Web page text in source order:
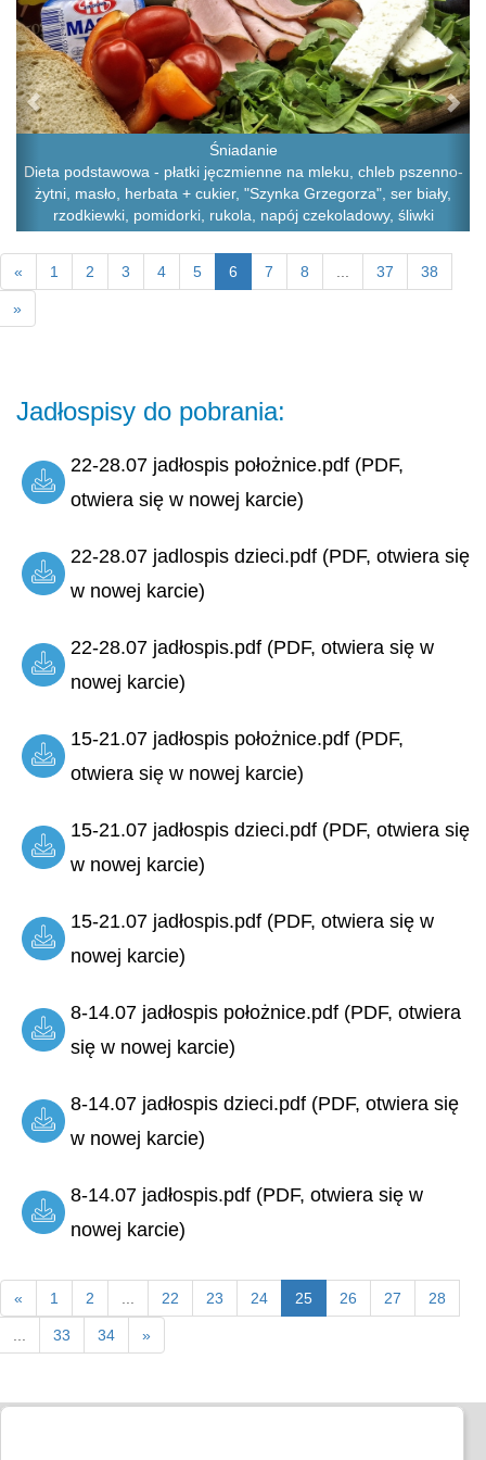
Śniadanie
Dieta podstawowa - płatki jęczmienne na mleku, chleb pszenno-
żytni, masło, herbata + cukier, "Szynka Grzegorza", ser biały,
rzodkiewki, pomidorki, rukola, napój czekoladowy, śliwki
« 1 2 3 4 5 6 7 8 37 38
»
Jadłospisy do pobrania:
22-28.07 jadłospis położnice.pdf (PDF,
otwiera się w nowej karcie)
22-28.07 jadlospis dzieci.pdf (PDF, otwiera się
w nowej karcie)
22-28.07 jadłospis.pdf (PDF, otwiera się w
nowej karcie)
15-21.07 jadłospis położnice.pdf (PDF,
otwiera się w nowej karcie)
15-21.07 jadłospis dzieci.pdf (PDF, otwiera się
w nowej karcie)
15-21.07 jadłospis.pdf (PDF, otwiera się w
nowej karcie)
8-14.07 jadłospis położnice.pdf (PDF, otwiera
się w nowej karcie)
8-14.07 jadłospis dzieci.pdf (PDF, otwiera się
w nowej karcie)
8-14.07 jadłospis.pdf (PDF, otwiera się w
nowej karcie)
« 1 2 22 23 24 25 26 27 28
33 34 »